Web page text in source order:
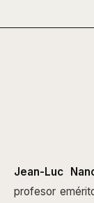
Jean-Luc
profesor